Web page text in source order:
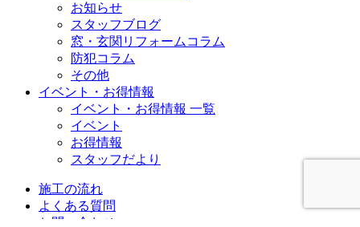
お知らせ
スタッフブログ
窓・玄関リフォームコラム
防犯コラム
その他
イベント・お得情報
イベント・お得情報 一覧
イベント
お得情報
スタッフだより
施工の流れ
よくある質問
お問い合わせ